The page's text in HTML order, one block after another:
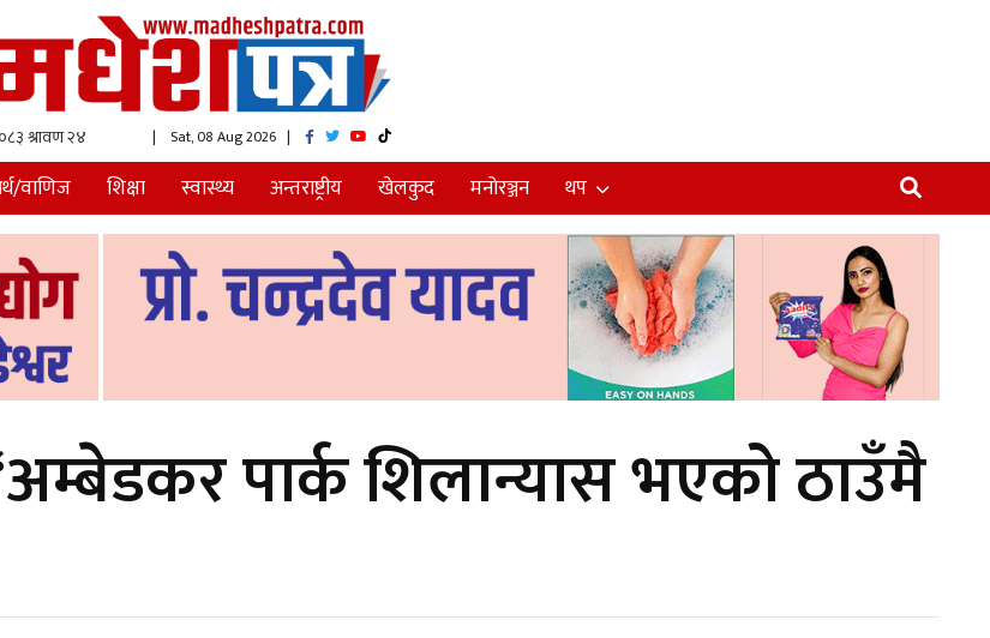
| Sat, 08 Aug 2026 |
वाणिज शिक्षा स्वास्थ्य अन्तराष्ट्रीय खेलकुद मनोरञ्जन थप
पार्क शिलान्यास भएको ठाउँमै